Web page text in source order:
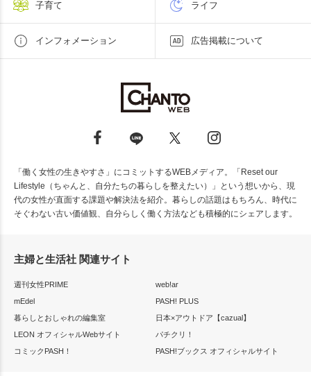
子育て ライフ
インフォメーション 広告掲載について
「働く女性の生きやすさ」にコミットするWEBメディア。「Reset our
Lifestyle（ちゃんと、自分たちの暮らしを整えたい）」という想いから、現
代の女性が直面する課題や解決法を紹介。暮らしの話題はもちろん、時代に
そぐわない古い価値観、自分らしく働く方法なども積極的にシェアします。
主婦と生活社 関連サイト
週刊女性PRIME
web!ar
mEdel
PASH! PLUS
暮らしとおしゃれの編集室
日本×アウトドア【cazual】
LEON オフィシャルWebサイト
パチクリ！
コミックPASH！
PASH!ブックス オフィシャルサイト